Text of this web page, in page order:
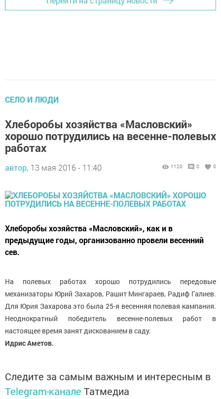
CЕЛО И ЛЮДИ
Хлеборобы хозяйства «Масловский»
хорошо потрудились на весенне-полевых
работах
автор, 13 мая 2016 - 11:40 1120 0 0
Хлеборобы хозяйства «Масловский», как и в
предыдущие годы, организованно провели весенний
сев.
На полевых работах хорошо потрудились передовые
механизаторы Юрий Захаров, Рашит Мингараев, Радиф Галиев.
Для Юрия Захарова это была 25-я весенняя полевая кампания.
Неоднократный победитель весенне-полевых работ в
настоящее время занят дискованием в саду.
Идрис Аметов.
Следите за самым важным и интересным в
Telegram-канале Татмедиа